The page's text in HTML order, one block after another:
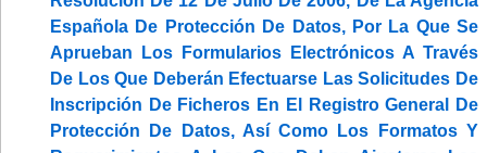
Española De Protección De Datos, Por La Que Se
Aprueban Los Formularios Electrónicos A Través
De Los Que Deberán Efectuarse Las Solicitudes De
Inscripción De Ficheros En El Registro General De
Protección De Datos, Así Como Los Formatos Y